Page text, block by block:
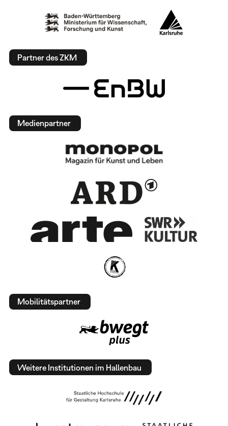
Partner des ZKM
Medienpartner
Mobilitätspartner
Weitere Institutionen im Hallenbau